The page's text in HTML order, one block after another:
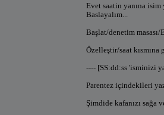
Evet saatin yanına isim
Baslayalım...
Başlat/denetim masası/
Özelleştir/saat kısmına
---- [SS:dd:ss 'isminizi
Parentez içindekileri
Şimdide kafanızı sağa